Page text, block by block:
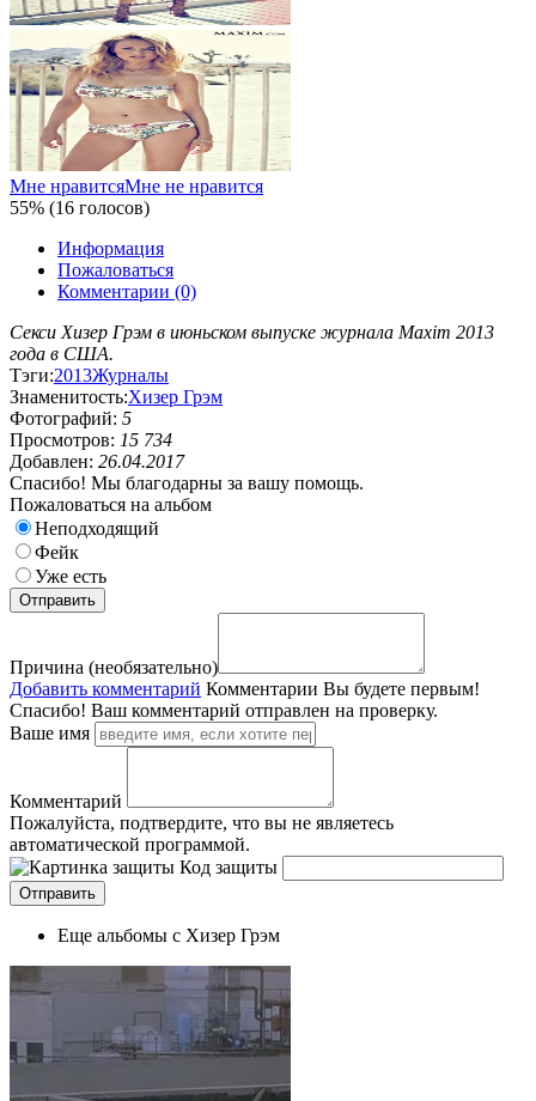
Мне нравитсяМне не нравится
55% (16 голосов)
Информация
Пожаловаться
Комментарии (0)
Секси Хизер Грэм в июньском выпуске журнала Maxim 2013
года в США.
Тэги:2013Журналы
Знаменитость:Хизер Грэм
Фотографий: 5
Просмотров: 15 734
Добавлен: 26.04.2017
Спасибо! Мы благодарны за вашу помощь.
Пожаловаться на альбом
Неподходящий
Фейк
Уже есть
Причина (необязательно)
Добавить комментарий Комментарии Вы будете первым!
Спасибо! Ваш комментарий отправлен на проверку.
Ваше имя
Комментарий
Пожалуйста, подтвердите, что вы не являетесь
автоматической программой.
Код защиты
Еще альбомы с Хизер Грэм